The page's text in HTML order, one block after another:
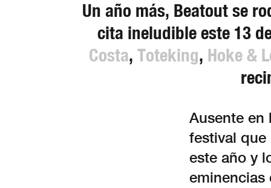
Un año más, Beatout se
cita ineludible este 13
Costa, Toteking, Hoke &
Ausente en
festival que
este año y
eminencias